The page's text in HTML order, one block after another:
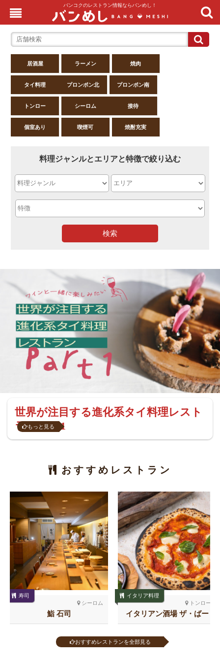
バンコクのレストラン情報ならバンめし！
居酒屋 ラーメン 焼肉
タイ料理 プロンポン北 プロンポン南
トンロー シーロム 接待
個室あり 喫煙可 焼酎充実
料理ジャンルとエリアと特徴で絞り込む
検索
世界が注目する進化系タイ料理レスト
ラン Part1
もっと見る
おすすめレストラン
シーロム
寿司
鮨 石司
トンロー
イタリア料理
イタリアン酒場 ザ・ばー
る トンロー
おすすめレストランを全部見る